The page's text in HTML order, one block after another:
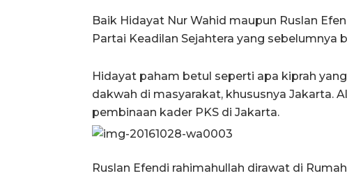
Baik Hidayat Nur Wahid maupun Ruslan
Partai Keadilan Sejahtera yang sebelumnya
Hidayat paham betul seperti apa kiprah
dakwah di masyarakat, khususnya Jakarta.
pembinaan kader PKS di Jakarta.
Ruslan Efendi rahimahullah dirawat di